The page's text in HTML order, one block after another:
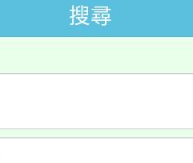
，中低收入戶
，詳情可洽有
教育及科技
活教案入校路
教育專業人
搜尋